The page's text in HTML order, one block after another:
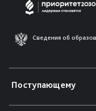
Сведения об
Поступающему